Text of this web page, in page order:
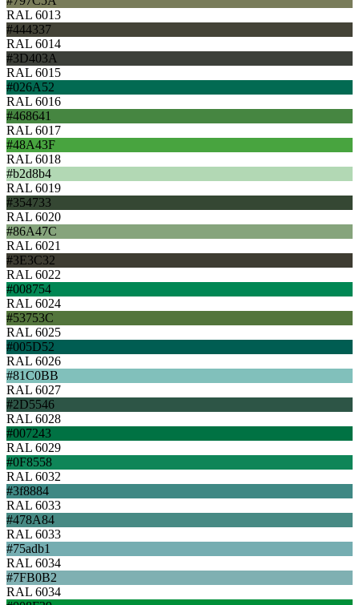
RAL 6013
#444337
RAL 6014
#3D403A
RAL 6015
#026A52
RAL 6016
#468641
RAL 6017
#48A43F
RAL 6018
#b2d8b4
RAL 6019
#354733
RAL 6020
#86A47C
RAL 6021
#3E3C32
RAL 6022
#008754
RAL 6024
#53753C
RAL 6025
#005D52
RAL 6026
#81C0BB
RAL 6027
#2D5546
RAL 6028
#007243
RAL 6029
#0F8558
RAL 6032
#3f8884
RAL 6033
#478A84
RAL 6033
#75adb1
RAL 6034
#7FB0B2
RAL 6034